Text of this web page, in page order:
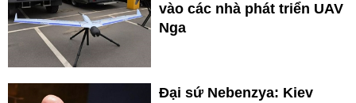
vào các nhà phát triển UAV
Nga
Đại sứ Nebenzya: Kiev